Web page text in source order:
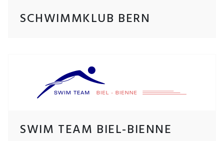
SCHWIMMKLUB BERN
SWIM TEAM BIEL-BIENNE